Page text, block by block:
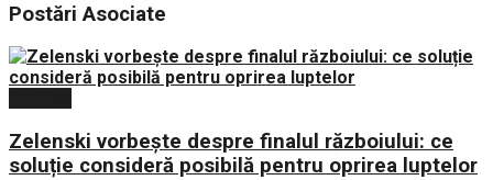
PostăriAsociate
Zelenski vorbește despre finalul războiului: ce
soluție consideră posibilă pentru oprirea luptelor